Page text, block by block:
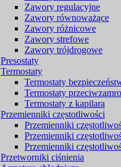
Zawory regulacyjne
Zawory równoważące
Zawory różnicowe
Zawory strefowe
Zawory trójdrogowe
Presostaty
Termostaty
Termostaty
Termostaty
Termostaty z kapilarą
Przemienniki częstotliwości
Przemienniki
Przemienniki
Przemienniki
Przetworniki ciśnienia